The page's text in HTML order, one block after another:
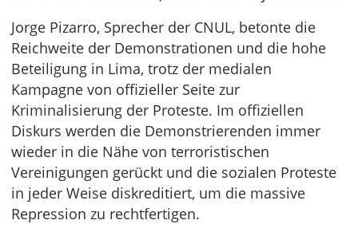
Jorge Pizarro, Sprecher der CNUL, betonte die
Reichweite der Demonstrationen und die hohe
Beteiligung in Lima, trotz der medialen
Kampagne von offizieller Seite zur
Kriminalisierung der Proteste. Im offiziellen
Diskurs werden die Demonstrierenden immer
wieder in die Nähe von terroristischen
Vereinigungen gerückt und die sozialen Proteste
in jeder Weise diskreditiert, um die massive
Repression zu rechtfertigen.